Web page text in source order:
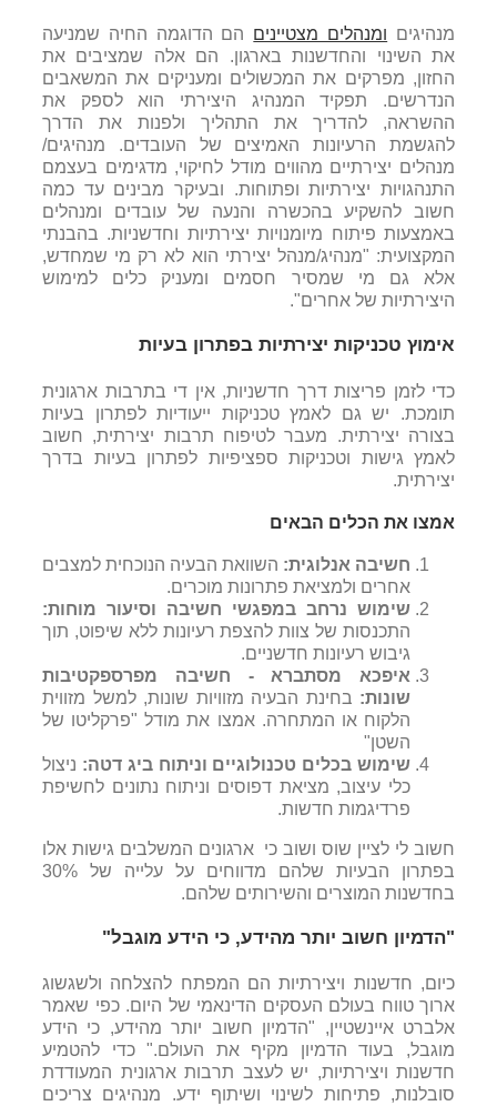
מנהיגים ומנהלים מצטיינים הם הדוגמה החיה שמניעה
את השינוי והחדשנות בארגון. הם אלה שמציבים את
החזון, מפרקים את המכשולים ומעניקים את המשאבים
הנדרשים. תפקיד המנהיג היצירתי הוא לספק את
ההשראה, להדריך את התהליך ולפנות את הדרך
להגשמת הרעיונות האמיצים של העובדים. מנהיגים/
מנהלים יצירתיים מהווים מודל לחיקוי, מדגימים בעצמם
התנהגויות יצירתיות ופתוחות. ובעיקר מבינים עד כמה
חשוב להשקיע בהכשרה והנעה של עובדים ומנהלים
באמצעות פיתוח מיומנויות יצירתיות וחדשניות. בהבנתי
המקצועית: "מנהיג/מנהל יצירתי הוא לא רק מי שמחדש,
אלא גם מי שמסיר חסמים ומעניק כלים למימוש
היצירתיות של אחרים".
אימוץ טכניקות יצירתיות בפתרון בעיות
כדי לזמן פריצות דרך חדשניות, אין די בתרבות ארגונית
תומכת. יש גם לאמץ טכניקות ייעודיות לפתרון בעיות
בצורה יצירתית. מעבר לטיפוח תרבות יצירתית, חשוב
לאמץ גישות וטכניקות ספציפיות לפתרון בעיות בדרך
יצירתית.
אמצו את הכלים הבאים
חשיבה אנלוגית: השוואת הבעיה הנוכחית למצבים
אחרים ולמציאת פתרונות מוכרים.
שימוש נרחב במפגשי חשיבה וסיעור מוחות:
התכנסות של צוות להצפת רעיונות ללא שיפוט, תוך
גיבוש רעיונות חדשניים.
איפכא מסתברא - חשיבה מפרספקטיבות
שונות: בחינת הבעיה מזוויות שונות, למשל מזווית
הלקוח או המתחרה. אמצו את מודל "פרקליטו של
השטן"
שימוש בכלים טכנולוגיים וניתוח ביג דטה: ניצול
כלי עיצוב, מציאת דפוסים וניתוח נתונים לחשיפת
פרדיגמות חדשות.
חשוב לי לציין שוס ושוב כי ארגונים המשלבים גישות אלו
בפתרון הבעיות שלהם מדווחים על עלייה של 30%
בחדשנות המוצרים והשירותים שלהם.
"הדמיון חשוב יותר מהידע, כי הידע מוגבל"
כיום, חדשנות ויצירתיות הם המפתח להצלחה ולשגשוג
ארוך טווח בעולם העסקים הדינאמי של היום. כפי שאמר
אלברט איינשטיין, "הדמיון חשוב יותר מהידע, כי הידע
מוגבל, בעוד הדמיון מקיף את העולם." כדי להטמיע
חדשנות ויצירתיות, יש לעצב תרבות ארגונית המעודדת
סובלנות, פתיחות לשינוי ושיתוף ידע. מנהיגים צריכים